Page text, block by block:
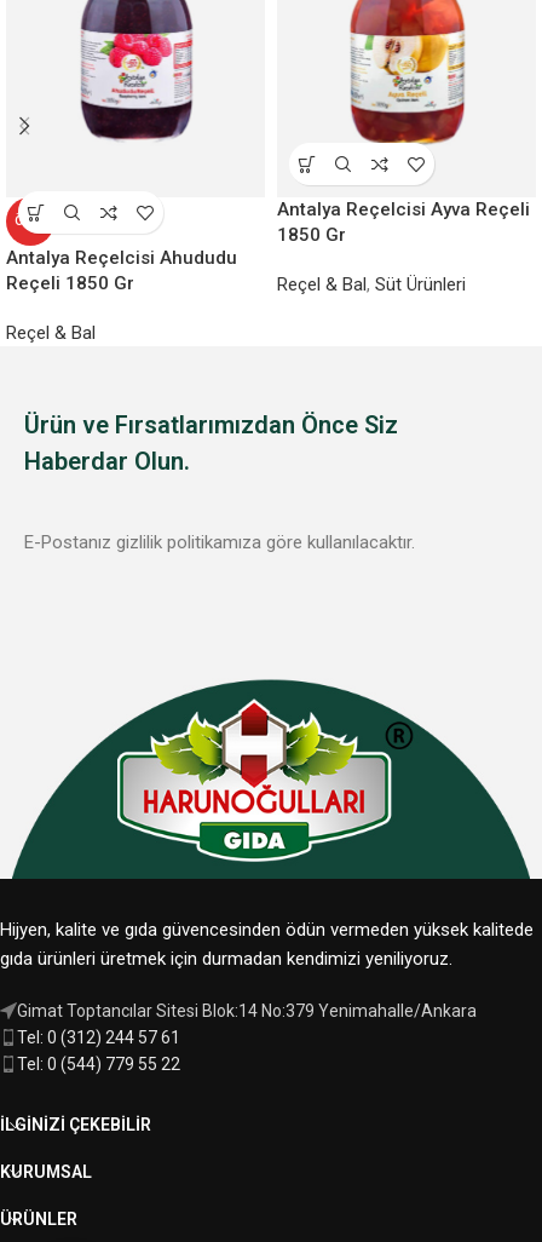
ÖZEL
Antalya Reçelcisi Ahududu
Reçeli 1850 Gr
Reçel & Bal
Antalya Reçelcisi Ayva Reçeli
1850 Gr
Reçel & Bal, Süt Ürünleri
Ürün ve Fırsatlarımızdan Önce Siz
Haberdar Olun.
E-Postanız gizlilik politikamıza göre kullanılacaktır.
Hijyen, kalite ve gıda güvencesinden ödün vermeden yüksek kalitede
gıda ürünleri üretmek için durmadan kendimizi yeniliyoruz.
Gimat Toptancılar Sitesi Blok:14 No:379 Yenimahalle/Ankara
Tel: 0 (312) 244 57 61
Tel: 0 (544) 779 55 22
İLGINIZI ÇEKEBILIR
KURUMSAL
ÜRÜNLER